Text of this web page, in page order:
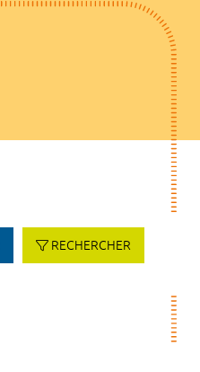
RECHERCHER